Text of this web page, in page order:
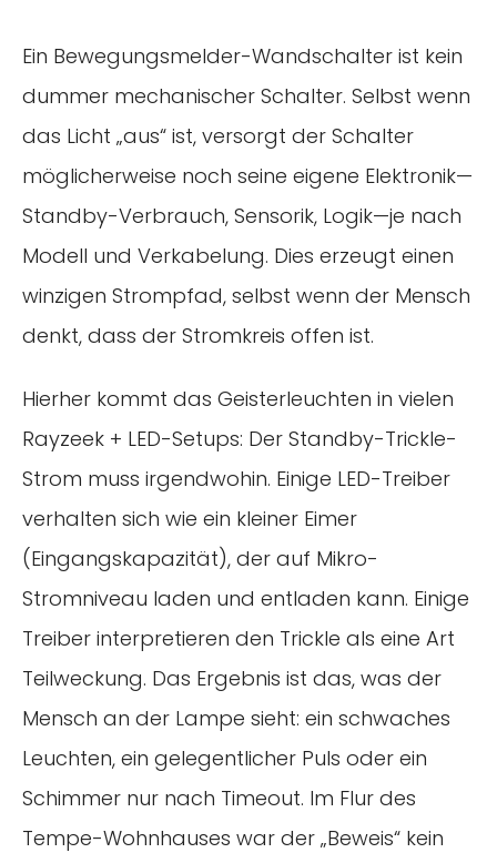
Ein Bewegungsmelder-Wandschalter ist kein
dummer mechanischer Schalter. Selbst wenn
das Licht „aus“ ist, versorgt der Schalter
möglicherweise noch seine eigene Elektronik—
Standby-Verbrauch, Sensorik, Logik—je nach
Modell und Verkabelung. Dies erzeugt einen
winzigen Strompfad, selbst wenn der Mensch
denkt, dass der Stromkreis offen ist.
Hierher kommt das Geisterleuchten in vielen
Rayzeek + LED-Setups: Der Standby-Trickle-
Strom muss irgendwohin. Einige LED-Treiber
verhalten sich wie ein kleiner Eimer
(Eingangskapazität), der auf Mikro-
Stromniveau laden und entladen kann. Einige
Treiber interpretieren den Trickle als eine Art
Teilweckung. Das Ergebnis ist das, was der
Mensch an der Lampe sieht: ein schwaches
Leuchten, ein gelegentlicher Puls oder ein
Schimmer nur nach Timeout. Im Flur des
Tempe-Wohnhauses war der „Beweis“ kein